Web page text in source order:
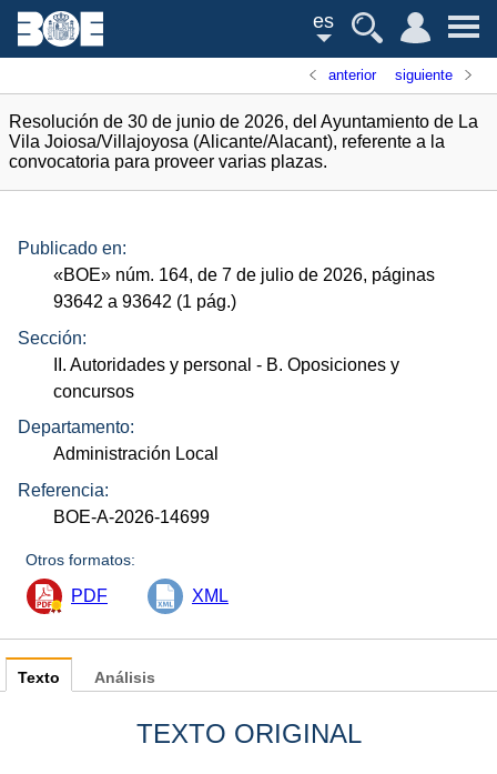
es
anterior siguiente
Resolución de 30 de junio de 2026, del Ayuntamiento de La
Vila Joiosa/Villajoyosa (Alicante/Alacant), referente a la
convocatoria para proveer varias plazas.
Publicado en:
«BOE» núm. 164, de 7 de julio de 2026, páginas
93642 a 93642 (1 pág.)
Sección:
II. Autoridades y personal - B. Oposiciones y
concursos
Departamento:
Administración Local
Referencia:
BOE-A-2026-14699
Otros formatos:
PDF XML
Texto
TEXTO ORIGINAL
Análisis